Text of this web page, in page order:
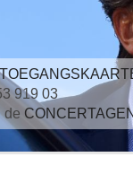
919 03
de